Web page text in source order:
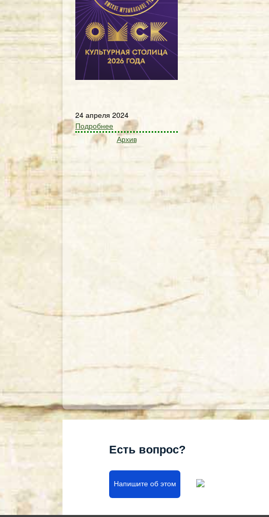
24 апреля 2024
Подробнее
Архив
Есть вопрос?
Напишите об этом